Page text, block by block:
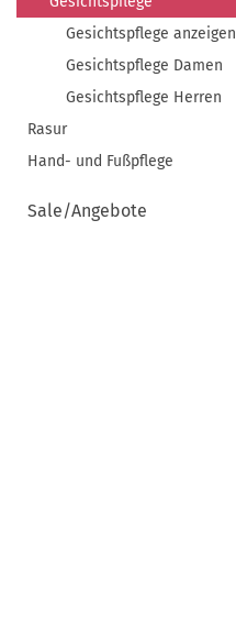
Gesichtspflege anzeigen
Gesichtspflege Damen
Gesichtspflege Herren
Rasur
Hand- und Fußpflege
Sale/Angebote